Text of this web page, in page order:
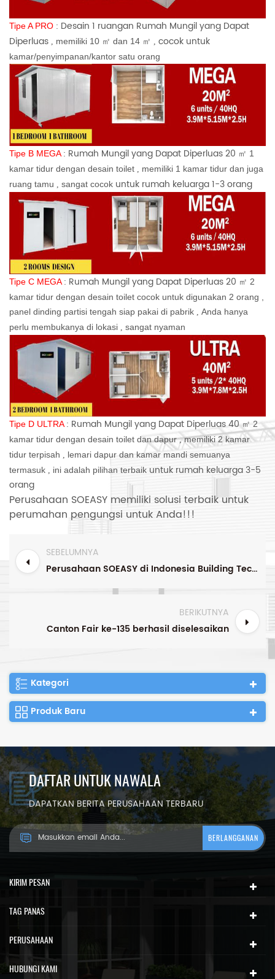
Tipe A PRO : Desain 1 ruangan Rumah Mungil yang Dapat
Diperluas , memiliki 10 ㎡ dan 14 ㎡ , cocok untuk
kamar/penyimpanan/kantor satu orang
Tipe B MEGA: Rumah Mungil yang Dapat Diperluas 20 ㎡ 1
kamar tidur dengan desain toilet
memiliki 1 kamar tidur dan juga
ruang tamu
sangat cocok untuk rumah keluarga 1-3 orang
Tipe C MEGA: Rumah Mungil yang Dapat Diperluas 20 ㎡ 2
kamar tidur dengan desain toilet cocok untuk digunakan 2 orang
panel dinding partisi tengah siap pakai di pabrik
Anda hanya
perlu membukanya di lokasi
sangat nyaman
Tipe D ULTRA: Rumah Mungil yang Dapat Diperluas 40㎡ 2
kamar tidur dengan desain toilet dan dapur,memiliki 2 kamar
tidur terpisah , lemari dapur dan kamar mandi semuanya
termasuk , ini adalah pilihan terbaik untuk rumah keluarga 3-5
orang
Perusahaan SOEASY memiliki solusi terbaik untuk
perumahan pengungsi untuk Anda!!!
SEBELUMNYA
Perusahaan SOEASY di Indonesia Building Technology EXPO
BERIKUTNYA
Canton Fair ke-135 berhasil diselesaikan
Kategori
Produk Baru
DAFTAR UNTUK NAWALA
DAPATKAN BERITA PERUSAHAAN TERBARU
KIRIM PESAN
TAG PANAS
PERUSAHAAN
HUBUNGI KAMI